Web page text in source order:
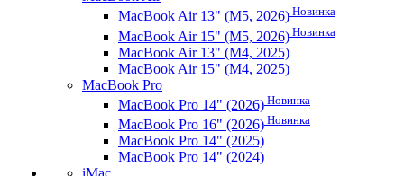
MacBook Air 13" (M5, 2026) Новинка
MacBook Air 15" (M5, 2026) Новинка
MacBook Air 13" (M4, 2025)
MacBook Air 15" (M4, 2025)
MacBook Pro
MacBook Pro 14" (2026) Новинка
MacBook Pro 16" (2026) Новинка
MacBook Pro 14" (2025)
MacBook Pro 14" (2024)